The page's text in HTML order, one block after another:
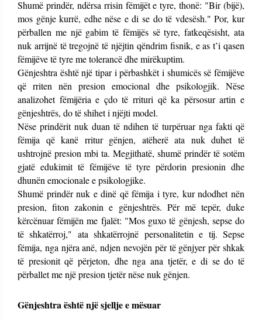
Shumë prindër, ndërsa rrisin fëmijët e tyre, thonë: "Bir (bijë),
mos gënje kurrë, edhe nëse e di se do të vdesësh." Por, kur
përballen me një gabim të fëmijës së tyre, fatkeqësisht, ata
nuk arrijnë të tregojnë të njëjtin qëndrim fisnik, e as t’i qasen
fëmijëve të tyre me tolerancë dhe mirëkuptim.
Gënjeshtra është një tipar i përbashkët i shumicës së fëmijëve
që rriten nën presion emocional dhe psikologjik. Nëse
analizohet fëmijëria e çdo të rrituri që ka përsosur artin e
gënjeshtrës, do të shihet i njëjti model.
Nëse prindërit nuk duan të ndihen të turpëruar nga fakti që
fëmija që kanë rritur gënjen, atëherë ata nuk duhet të
ushtrojnë presion mbi ta. Megjithatë, shumë prindër të sotëm
gjatë edukimit të fëmijëve të tyre përdorin presionin dhe
dhunën emocionale e psikologjike.
Shumë prindër nuk e dinë që fëmija i tyre, kur ndodhet nën
presion, fiton zakonin e gënjeshtrës. Për më tepër, duke
kërcënuar fëmijën me fjalët: "Mos guxo të gënjesh, sepse do
të shkatërroj," ata shkatërrojnë personalitetin e tij. Sepse
fëmija, nga njëra anë, ndjen nevojën për të gënjyer për shkak
të presionit që përjeton, dhe nga ana tjetër, e di se do të
përballet me një presion tjetër nëse nuk gënjen.
Gënjeshtra është një sjellje e mësuar